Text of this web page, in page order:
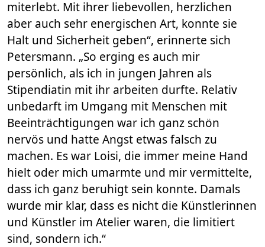
miterlebt. Mit ihrer liebevollen, herzlichen
aber auch sehr energischen Art, konnte sie
Halt und Sicherheit geben“, erinnerte sich
Petersmann. „So erging es auch mir
persönlich, als ich in jungen Jahren als
Stipendiatin mit ihr arbeiten durfte. Relativ
unbedarft im Umgang mit Menschen mit
Beeinträchtigungen war ich ganz schön
nervös und hatte Angst etwas falsch zu
machen. Es war Loisi, die immer meine Hand
hielt oder mich umarmte und mir vermittelte,
dass ich ganz beruhigt sein konnte. Damals
wurde mir klar, dass es nicht die Künstlerinnen
und Künstler im Atelier waren, die limitiert
sind, sondern ich.“